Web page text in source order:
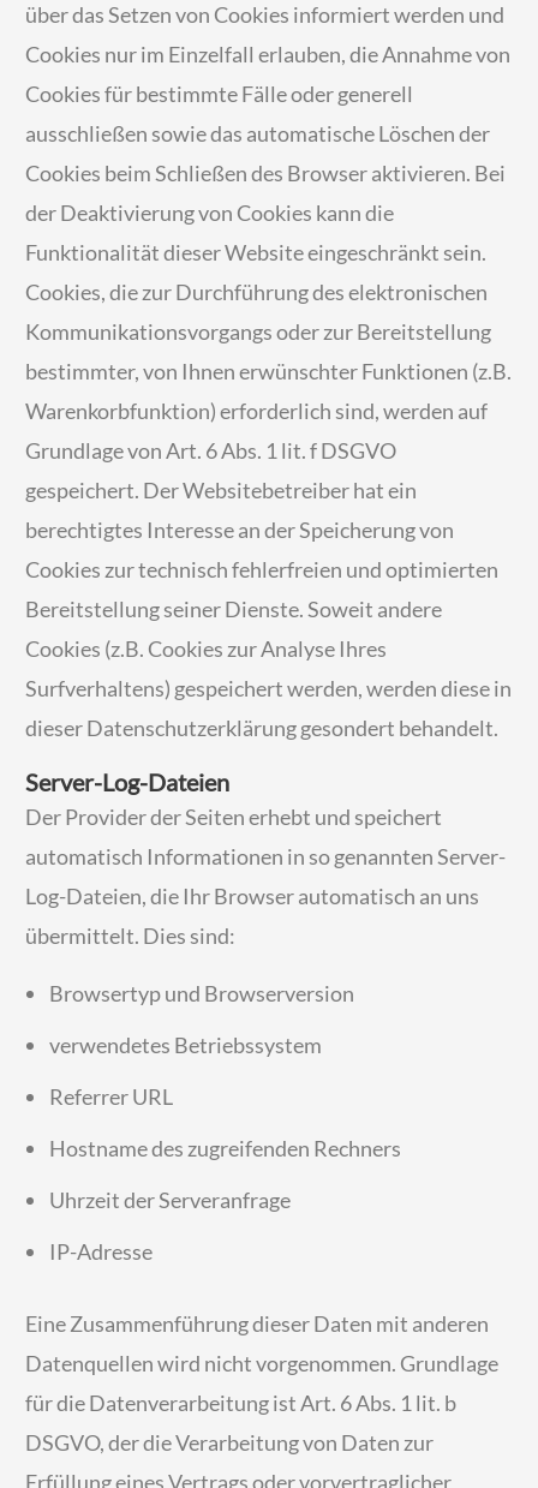
über das Setzen von Cookies informiert werden und
Cookies nur im Einzelfall erlauben, die Annahme von
Cookies für bestimmte Fälle oder generell
ausschließen sowie das automatische Löschen der
Cookies beim Schließen des Browser aktivieren. Bei
der Deaktivierung von Cookies kann die
Funktionalität dieser Website eingeschränkt sein.
Cookies, die zur Durchführung des elektronischen
Kommunikationsvorgangs oder zur Bereitstellung
bestimmter, von Ihnen erwünschter Funktionen (z.B.
Warenkorbfunktion) erforderlich sind, werden auf
Grundlage von Art. 6 Abs. 1 lit. f DSGVO
gespeichert. Der Websitebetreiber hat ein
berechtigtes Interesse an der Speicherung von
Cookies zur technisch fehlerfreien und optimierten
Bereitstellung seiner Dienste. Soweit andere
Cookies (z.B. Cookies zur Analyse Ihres
Surfverhaltens) gespeichert werden, werden diese in
dieser Datenschutzerklärung gesondert behandelt.
Server-Log-Dateien
Der Provider der Seiten erhebt und speichert
automatisch Informationen in so genannten Server-
Log-Dateien, die Ihr Browser automatisch an uns
übermittelt. Dies sind:
Browsertyp und Browserversion
verwendetes Betriebssystem
Referrer URL
Hostname des zugreifenden Rechners
Uhrzeit der Serveranfrage
IP-Adresse
Eine Zusammenführung dieser Daten mit anderen
Datenquellen wird nicht vorgenommen. Grundlage
für die Datenverarbeitung ist Art. 6 Abs. 1 lit. b
DSGVO, der die Verarbeitung von Daten zur
Erfüllung eines Vertrags oder vorvertraglicher